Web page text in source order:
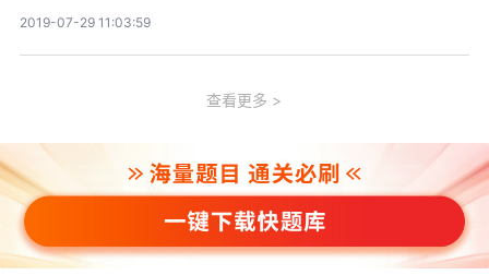
2019-07-29 11:03:59
查看更多